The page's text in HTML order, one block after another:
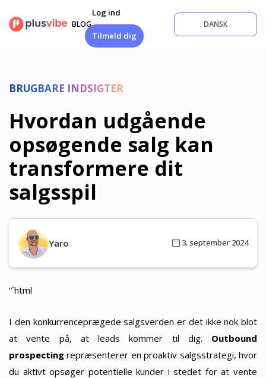
indhold
BLOG
Log ind
Tilmeld dig
DANSK
BRUGBARE INDSIGTER
Hvordan udgående
opsøgende salg kan
transformere dit
salgsspil
Yaro 3. september 2024
“`html
I den konkurrenceprægede salgsverden er det ikke nok blot
at vente på, at leads kommer til dig. Outbound
prospecting repræsenterer en proaktiv salgsstrategi, hvor
du aktivt opsøger potentielle kunder i stedet for at vente